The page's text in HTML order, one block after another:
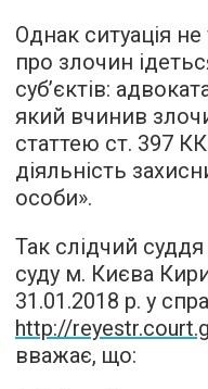
Однак ситуація
про злочин
суб’єктів:
який вчинив
статтею ст. 397
діяльність
особи».
Так слідчий
суду м. Києва
31.01.2018 р. у
http://
вважає, що: